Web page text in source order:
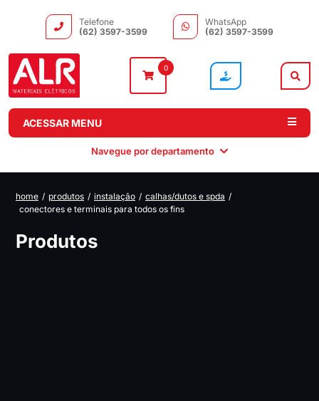
0
Telefone
(62) 3597-3599
WhatsApp
(62) 3597-3599
ACESSAR MENU
Navegue por departamento
Instalação
Comando e
home / produtos / instalação / calhas/dutos e spda /
conectores e terminais para todos os fins
Produtos